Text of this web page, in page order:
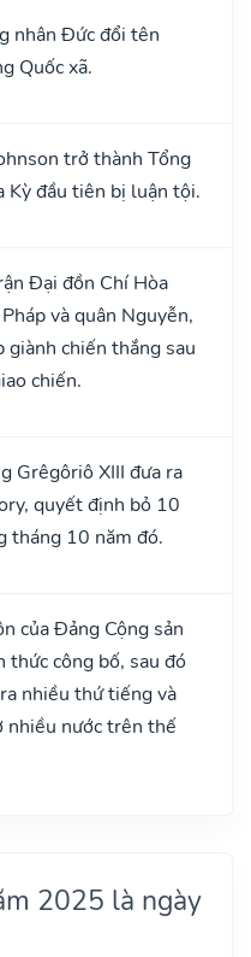
nhân Đức đổi tên
Quốc xã.
trở thành Tổng
Kỳ đầu tiên bị luận tội.
Đại đồn Chí Hòa
và quân Nguyễn,
giành chiến thắng sau
chiến.
Grêgôriô XIII đưa ra
quyết định bỏ 10
tháng 10 năm đó.
của Đảng Cộng sản
thức công bố, sau đó
nhiều thứ tiếng và
nhiều nước trên thế
2025 là ngày